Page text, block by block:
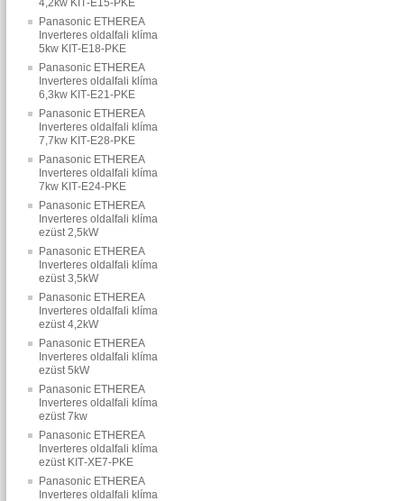
4,2kw KIT‐E15‐PKE
Panasonic ETHEREA
Inverteres oldalfali klíma
5kw KIT‐E18‐PKE
Panasonic ETHEREA
Inverteres oldalfali klíma
6,3kw KIT‐E21‐PKE
Panasonic ETHEREA
Inverteres oldalfali klíma
7,7kw KIT‐E28‐PKE
Panasonic ETHEREA
Inverteres oldalfali klíma
7kw KIT‐E24‐PKE
Panasonic ETHEREA
Inverteres oldalfali klíma
ezüst 2,5kW
Panasonic ETHEREA
Inverteres oldalfali klíma
ezüst 3,5kW
Panasonic ETHEREA
Inverteres oldalfali klíma
ezüst 4,2kW
Panasonic ETHEREA
Inverteres oldalfali klíma
ezüst 5kW
Panasonic ETHEREA
Inverteres oldalfali klíma
ezüst 7kw
Panasonic ETHEREA
Inverteres oldalfali klíma
ezüst KIT‐XE7‐PKE
Panasonic ETHEREA
Inverteres oldalfali klíma